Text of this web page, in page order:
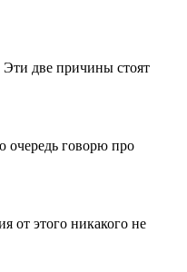
Эти две причины стоят
очередь говорю про
от этого никакого не